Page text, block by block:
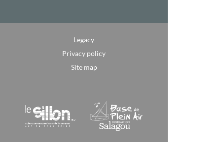
Legacy
Privacy policy
Site map